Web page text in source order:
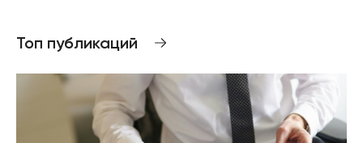
Топ публикаций